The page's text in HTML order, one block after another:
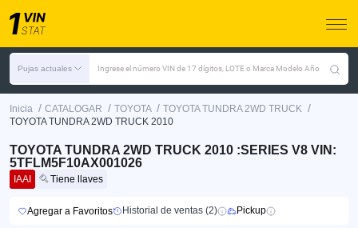
Pujas actuales Ingrese el número VIN de 17 dígitos, LOTE o Marca Modelo Año
Inicia / CATALOGAR / TOYOTA / TOYOTA TUNDRA 2WD TRUCK /
TOYOTA TUNDRA 2WD TRUCK 2010
TOYOTA TUNDRA 2WD TRUCK 2010 :SERIES V8 VIN:
5TFLM5F10AX001026
IAAI Tiene llaves
Agregar a Favoritos Historial de ventas (2) Pickup